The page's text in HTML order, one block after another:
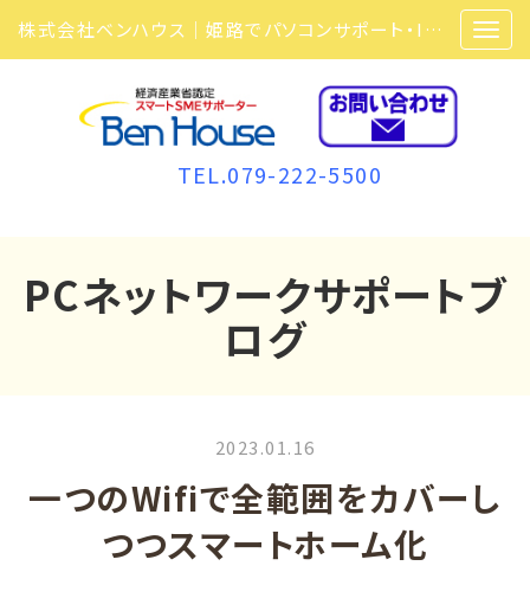
株式会社ベンハウス｜姫路でパソコンサポート・ITサポート・ITセキュリティ・複合機・ビジネスフォンなら弊社にお任せ
TEL.079-222-5500
PCネットワークサポートブ
ログ
2023.01.16
一つのWifiで全範囲をカバーし
つつスマートホーム化